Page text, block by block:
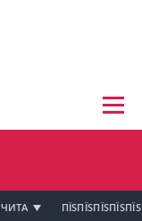
ЧИТА